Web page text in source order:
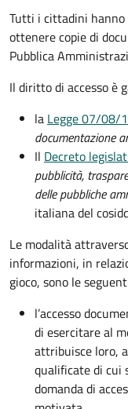
Tutti i cittadini
ottenere copie di
Pubblica
Il diritto di accesso è
la Legge 07/08/
documentazione
Il Decreto
pubblicità,
delle pubbliche
italiana del
Le modalità
informazioni, in
gioco, sono le
l’accesso
di esercitare al
attribuisce loro,
qualificate di cui
domanda di